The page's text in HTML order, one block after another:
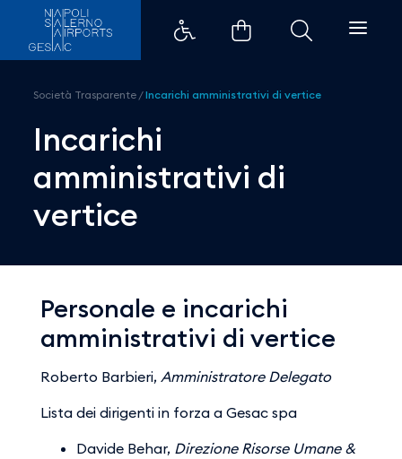
Incarichi amministrativi di
Società Trasparente /Incarichi amministrativi di vertice
Incarichi
amministrativi di
vertice
Personale e incarichi
amministrativi di vertice
Roberto Barbieri, Amministratore Delegato
Lista dei dirigenti in forza a Gesac spa
Davide Behar, Direzione Risorse Umane &